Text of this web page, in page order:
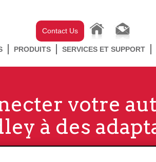
Contact Us
PRODUITS SERVICES ET SUPPORT
votre
à des